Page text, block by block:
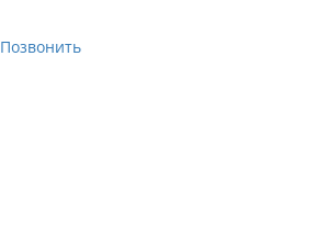
Позвонить